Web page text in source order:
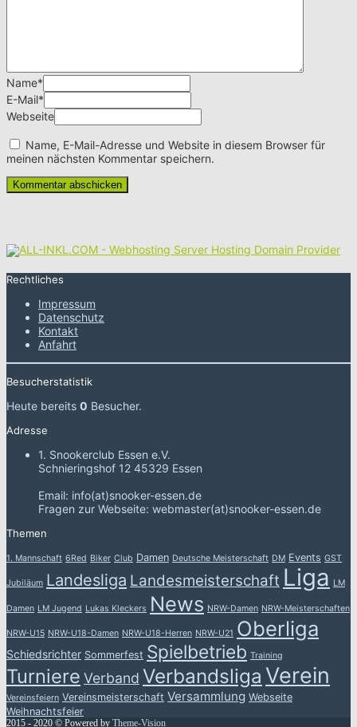
Name*
E-Mail*
Webseite
Name, E-Mail-Adresse und Website in diesem Browser für
meinen nächsten Kommentar speichern.
Rechtliches
Impressum
Datenschutz
Kontakt
Anfahrt
Besucherstatistik
Heute bereits 0 Besucher.
Adresse
1. Snookerclub Essen e.V.
Schnieringshof 12 45329 Essen
Email: info(at)snooker-essen.de
Fragen zur Webseite: webmaster(at)snooker-essen.de
Themen
1. Mannschaft 6Red Biker Club Damen Deutsche Meisterschaft DM Events GST
Jubiläum Landesliga Landesmeisterschaft Liga LM
Damen LM Jugend Lukas Kleckers News NRW-Damen NRW-Meisterschaften
NRW-U15 NRW-U18-Damen NRW-U18-Herren NRW-U21 Oberliga
Schiedsrichter Sommerfest Spielbetrieb Training
Turniere Verband Verbandsliga Verein
Vereinsfeiern Vereinsmeisterschaft Versammlung Webseite
Weihnachtsfeier
2015 - 2020 © Powered by Theme-Vision